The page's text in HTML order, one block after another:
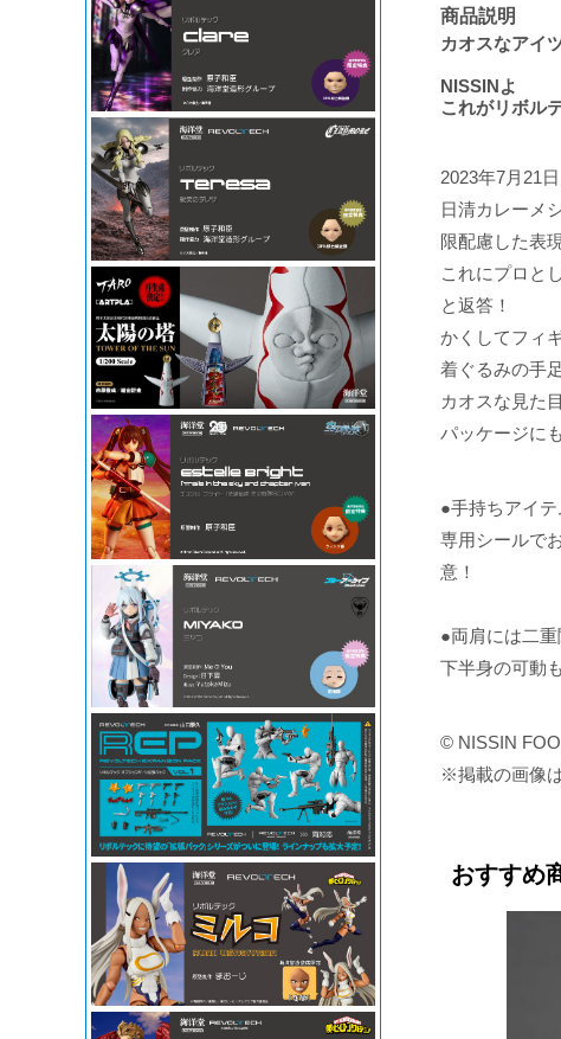
商品説明
カオスなアイ
NISSINよ
これがリボル
2023年7月21
日清カレーメ
限配慮した表
これにプロと
と返答！
かくしてフィ
着ぐるみの手
カオスな見た
パッケージに
●手持ちアイ
専用シールで
意！
●両肩には二
下半身の可動
© NISSIN
※掲載の画像
おすすめ